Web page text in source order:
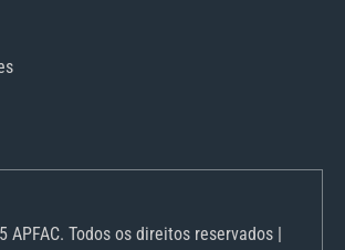
APFAC. Todos os direitos reservados |